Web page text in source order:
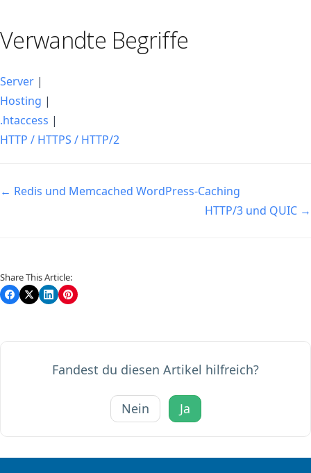
Verwandte Begriffe
Server |
Hosting |
.htaccess |
HTTP / HTTPS / HTTP/2
Navigation
← Redis und Memcached WordPress-Caching
HTTP/3 und QUIC →
Share This Article:
Fandest du diesen Artikel hilfreich?
Nein Ja